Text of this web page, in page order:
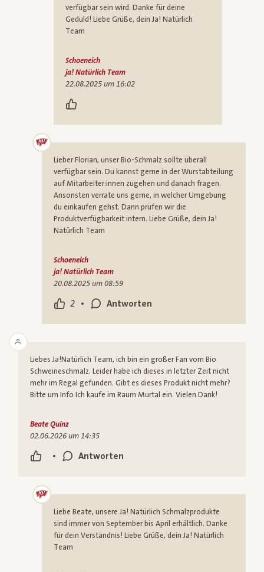
verfügbar sein wird. Danke für deine
Geduld! Liebe Grüße, dein Ja! Natürlich
Team
Schoeneich
ja! Natürlich Team
22.08.2025 um 16:02
Lieber Florian, unser Bio-Schmalz sollte überall
verfügbar sein. Du kannst gerne in der Wurstabteilung
auf Mitarbeiter:innen zugehen und danach fragen.
Ansonsten verrate uns gerne, in welcher Umgebung
du einkaufen gehst. Dann prüfen wir die
Produktverfügbarkeit intern. Liebe Grüße, dein Ja!
Natürlich Team
2 • Antworten
Schoeneich
ja! Natürlich Team
20.08.2025 um 08:59
Liebes Ja!Natürlich Team, ich bin ein großer Fan vom Bio
Schweineschmalz. Leider habe ich dieses in letzter Zeit nicht
mehr im Regal gefunden. Gibt es dieses Produkt nicht mehr?
Bitte um Info Ich kaufe im Raum Murtal ein. Vielen Dank!
• Antworten
Beate Quinz
02.06.2026 um 14:35
Liebe Beate, unsere Ja! Natürlich Schmalzprodukte
sind immer von September bis April erhältlich. Danke
für dein Verständnis! Liebe Grüße, dein Ja! Natürlich
Team